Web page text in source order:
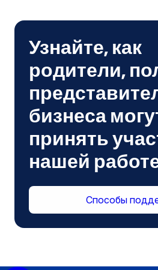
Узнайте, как
родители,
бизнеса
принять
нашей
Способы